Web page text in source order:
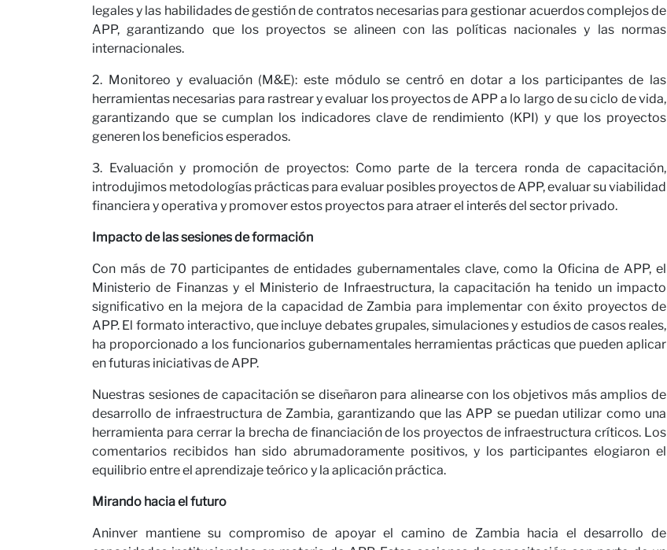
Noticias
legales y las habilidades de gestión de contratos necesarias para gestionar acuerdos complejos de
APP, garantizando que los proyectos se alineen con las políticas nacionales y las normas
internacionales.
2. Monitoreo y evaluación (M&E): este módulo se centró en dotar a los participantes de las
herramientas necesarias para rastrear y evaluar los proyectos de APP a lo largo de su ciclo de vida,
garantizando que se cumplan los indicadores clave de rendimiento (KPI) y que los proyectos
generen los beneficios esperados.
3. Evaluación y promoción de proyectos: Como parte de la tercera ronda de capacitación,
introdujimos metodologías prácticas para evaluar posibles proyectos de APP, evaluar su viabilidad
financiera y operativa y promover estos proyectos para atraer el interés del sector privado.
Impacto de las sesiones de formación
Con más de 70 participantes de entidades gubernamentales clave, como la Oficina de APP, el
Ministerio de Finanzas y el Ministerio de Infraestructura, la capacitación ha tenido un impacto
significativo en la mejora de la capacidad de Zambia para implementar con éxito proyectos de
APP. El formato interactivo, que incluye debates grupales, simulaciones y estudios de casos reales,
ha proporcionado a los funcionarios gubernamentales herramientas prácticas que pueden aplicar
en futuras iniciativas de APP.
Nuestras sesiones de capacitación se diseñaron para alinearse con los objetivos más amplios de
desarrollo de infraestructura de Zambia, garantizando que las APP se puedan utilizar como una
herramienta para cerrar la brecha de financiación de los proyectos de infraestructura críticos. Los
comentarios recibidos han sido abrumadoramente positivos, y los participantes elogiaron el
equilibrio entre el aprendizaje teórico y la aplicación práctica.
Mirando hacia el futuro
Aninver mantiene su compromiso de apoyar el camino de Zambia hacia el desarrollo de